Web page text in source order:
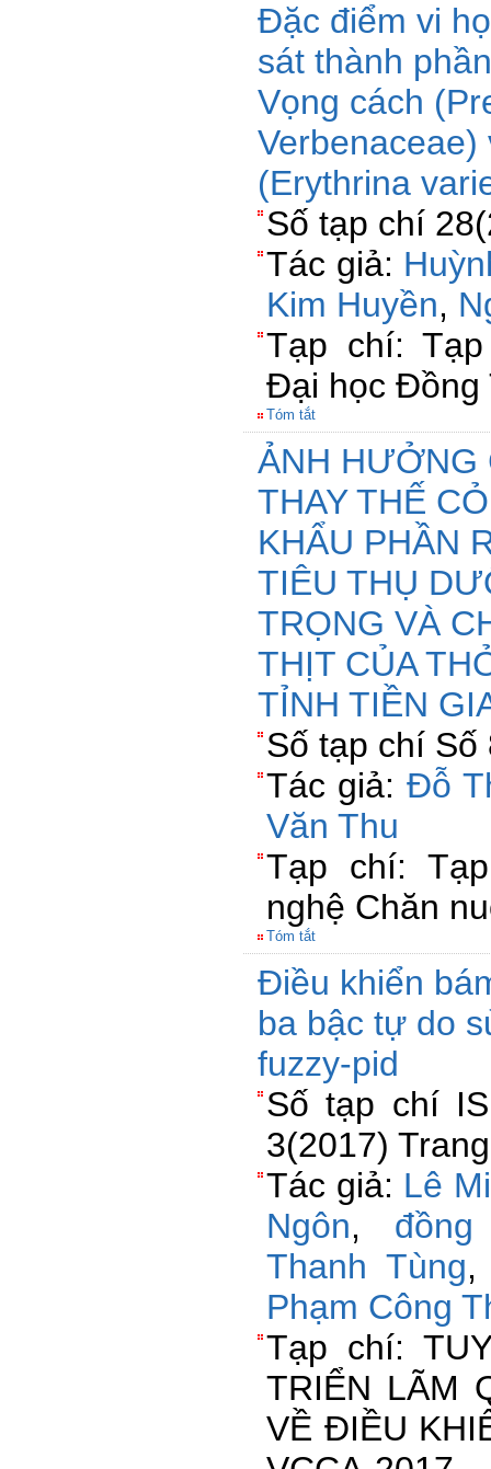
Đặc điểm vi
sát thành
Vọng cách
(Erythrina
Số tạp chí
Tác giả:
Kim Huyền,
Tạp chí:
Đại học Đồng
Tóm tắt
ẢNH HƯỞNG
THAY THẾ
KHẨU PHẦN
TIÊU THỤ
TRỌNG VÀ
THỊT CỦA
TỈNH TIỀN
Số tạp chí Số
Tác giả: Đỗ
Văn Thu
Tạp chí:
nghệ Chăn
Tóm tắt
Điều khiển
ba bậc tự do
fuzzy-pid
Số tạp chí
3(2017)
Tác giả: Lê
Ngôn,
Thanh Tùng
Phạm Công
Tạp chí:
TRIỂN LÃM
VỀ ĐIỀU